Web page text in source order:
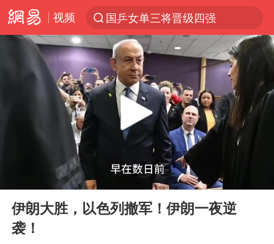
视频
国乒女单三将晋级四强
光影经济撬动暑期消费新蓝海
央视新主播李秋莹孙亚鹏亮相
情侣平潭拍日出坠崖1死1伤
大V：马科斯把路走绝了
白海豚将正面袭击贯穿浙江
Play
伊朗大胜，以色列撤军！伊朗一夜逆
袭！